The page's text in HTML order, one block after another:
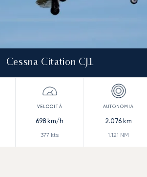
Cessna Citation CJ1
698 km/h
377 kts
2.076 km
1.121 NM